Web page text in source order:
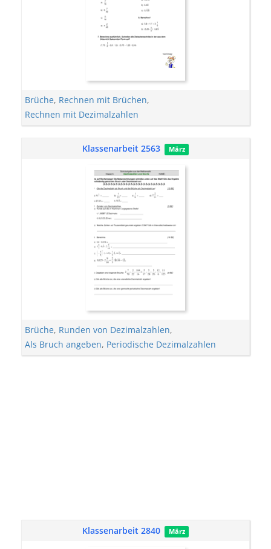
Brüche, Rechnen mit Brüchen,
Rechnen mit Dezimalzahlen
Klassenarbeit 2563 März
Brüche, Runden von Dezimalzahlen,
Als Bruch angeben, Periodische Dezimalzahlen
Klassenarbeit 2840 März